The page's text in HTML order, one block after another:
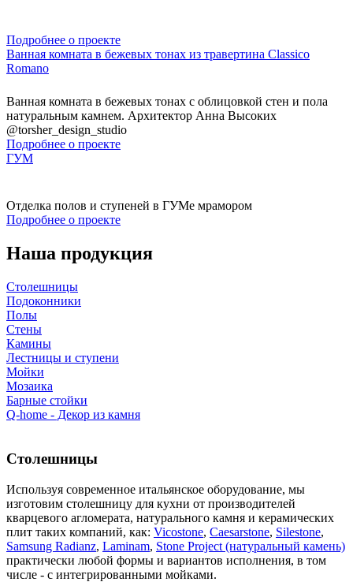
Подробнее о проекте
Ванная комната в бежевых тонах из травертина Classico
Romano
Ванная комната в бежевых тонах с облицовкой стен и пола
натуральным камнем. Архитектор Анна Высоких
@torsher_design_studio
Подробнее о проекте
ГУМ
Отделка полов и ступеней в ГУМе мрамором
Подробнее о проекте
Наша продукция
Столешницы
Подоконники
Полы
Стены
Камины
Лестницы и ступени
Мойки
Мозаика
Барные стойки
Q-home - Декор из камня
Столешницы
Используя современное итальянское оборудование, мы
изготовим столешницу для кухни от производителей
кварцевого агломерата, натурального камня и керамических
плит таких компаний, как: Vicostone, Caesarstone, Silestone,
Samsung Radianz, Laminam, Stone Project (натуральный камень)
практически любой формы и вариантов исполнения, в том
числе - с интегрированными мойками.